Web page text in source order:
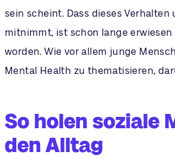
sein scheint. Dass dieses
mitnimmt, ist schon lange
worden. Wie vor allem junge
Mental Health zu thematisieren,
So holen soziale
den Alltag